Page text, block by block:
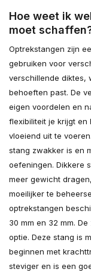
Hoe weet ik
moet
Optrekstangen zijn
gebruiken voor
verschillende diktes,
behoeften past. De
eigen voordelen en
flexibiliteit je krijgt en
vloeiend uit te
stang zwakker is en
oefeningen. Dikkere
meer gewicht
moeilijker te
optrekstangen
30 mm en 32 mm.
optie. Deze stang is
beginnen met
steviger en is een